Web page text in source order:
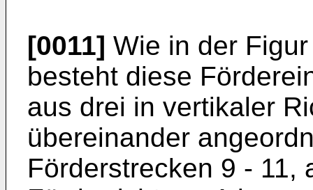
[0011] Wie in der
besteht diese
aus drei in vertikaler
übereinander
Förderstrecken 9 - 11,